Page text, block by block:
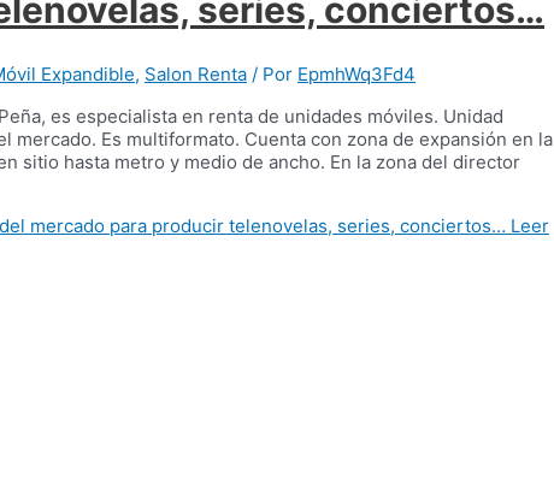
series, conciertos…
Expandible, Salon Renta / Por EpmhWq3Fd4
es especialista en renta de unidades móviles. Unidad
mercado. Es multiformato. Cuenta con zona de expansión en la
sitio hasta metro y medio de ancho. En la zona del director
mercado para producir telenovelas, series, conciertos… Leer